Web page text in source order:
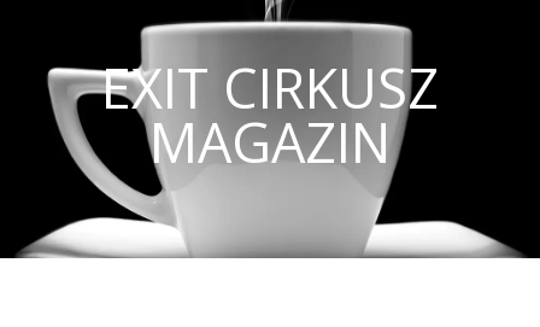
EXIT CIRKUSZ
MAGAZIN